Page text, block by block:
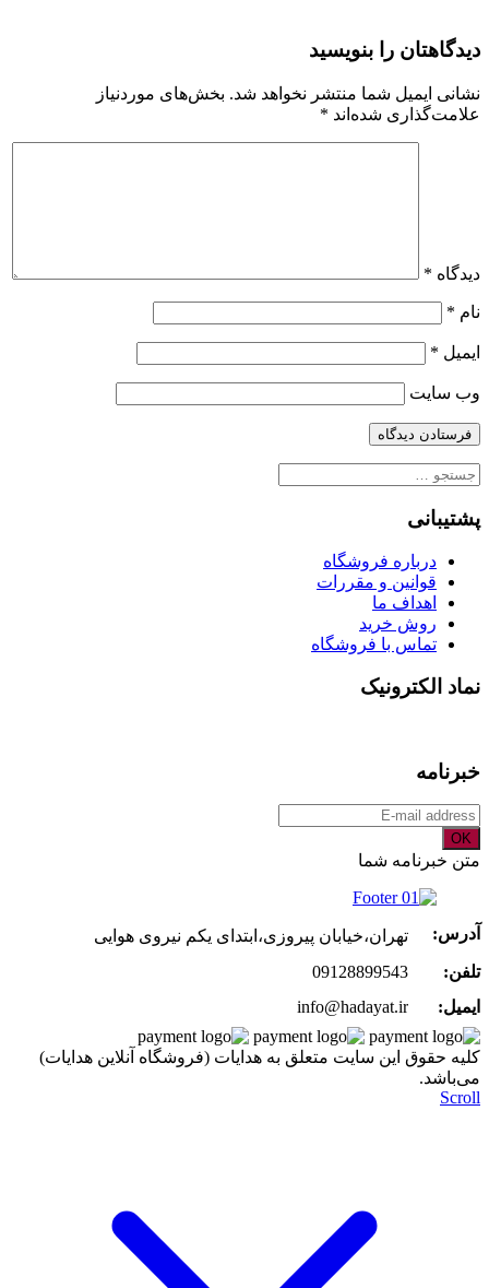
دیدگاهتان را بنویسید
نشانی ایمیل شما منتشر نخواهد شد. بخش‌های موردنیاز
علامت‌گذاری شده‌اند *
دیدگاه *
نام *
ایمیل *
وب‌ سایت
جستجو
پشتیبانی
درباره فروشگاه
قوانین و مقررات
اهداف ما
روش خرید
تماس با فروشگاه
نماد الکترونیک
خبرنامه
OK
متن خبرنامه شما
آدرس:
تهران،خیابان پیروزی،ابتدای یکم نیروی هوایی
تلفن:
09128899543
ایمیل:
info@hadayat.ir
کليه حقوق اين سايت متعلق به هدایات (فروشگاه آنلاین هدایات)
می‌باشد.
Scroll